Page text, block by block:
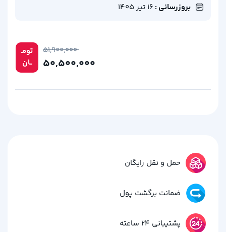
بروزرسانی : 16 تیر 1405
تومـ
ــان
۵۱,۹۰۰,۰۰۰
حمل و نقل رایگان
ضمانت برگشت پول
پشتیبانی 24 ساعته